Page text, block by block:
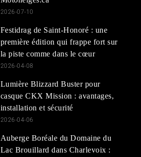
2026-07-10
Festidrag de Saint-Honoré : une
première édition qui frappe fort sur
la piste comme dans le cœur
2026-04-08
Lumière Blizzard Buster pour
casque CKX Mission : avantages,
installation et sécurité
2026-04-06
Auberge Boréale du Domaine du
Lac Brouillard dans Charlevoix :